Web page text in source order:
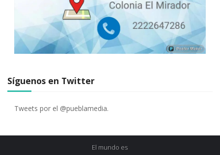
Síguenos en Twitter
Tweets por el @pueblamedia.
El mundo es